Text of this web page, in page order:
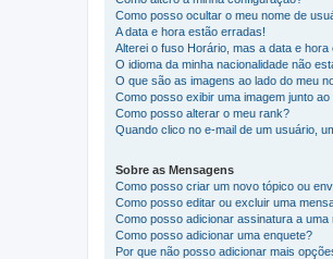
Como posso ocultar o meu nome de
A data e hora estão erradas!
Alterei o fuso Horário, mas a data e hora
O idioma da minha nacionalidade não
O que são as imagens ao lado do meu
Como posso exibir uma imagem junto
Como posso alterar o meu rank?
Quando clico no e-mail de um usuário,
Sobre as Mensagens
Como posso criar um novo tópico ou
Como posso editar ou excluir uma
Como posso adicionar assinatura a uma
Como posso adicionar uma enquete?
Por que não posso adicionar mais